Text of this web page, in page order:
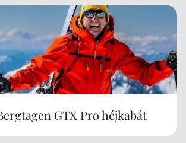
GTX Pro héjkabát